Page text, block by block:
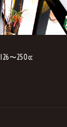
126〜250cc